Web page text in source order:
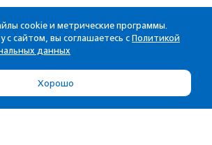
cookie и метрические программы.
сайтом, вы соглашаетесь с Политикой
данных
Хорошо